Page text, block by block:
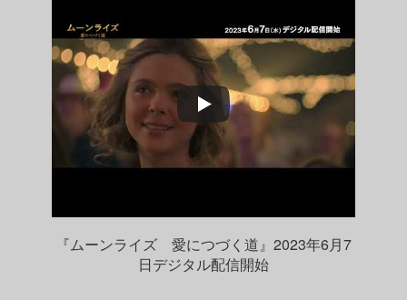
『ムーンライズ 愛につづく道』2023年6月7
日デジタル配信開始